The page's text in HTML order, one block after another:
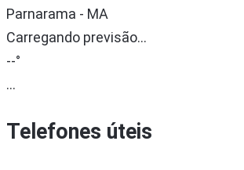
Parnarama - MA
Carregando previsão...
--°
...
Telefones úteis